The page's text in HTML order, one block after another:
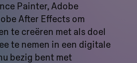
Painter, Adobe
After Effects om
te creëren met als doel
te nemen in een digitale
bezig bent met